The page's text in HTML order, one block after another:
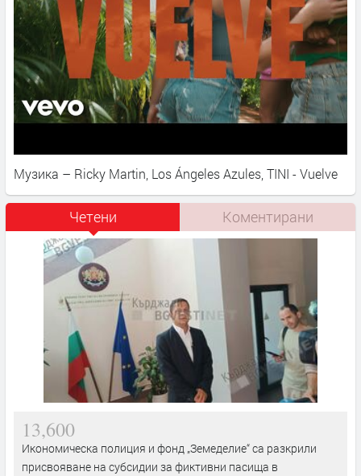
Музика – Ricky Martin, Los Ángeles Azules, TINI - Vuelve
Четени Коментирани
13,600
Икономическа полиция и фонд „Земеделие“ са разкрили
присвояване на субсидии за фиктивни пасища в